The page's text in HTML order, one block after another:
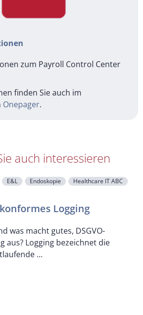
zum Payroll Control Center
finden Sie auch im
Onepager.
auch interessieren
E&L Endoskopie
Healthcare IT ABC
Logging
was macht gutes, DSGVO-
aus? Logging bezeichnet die
…